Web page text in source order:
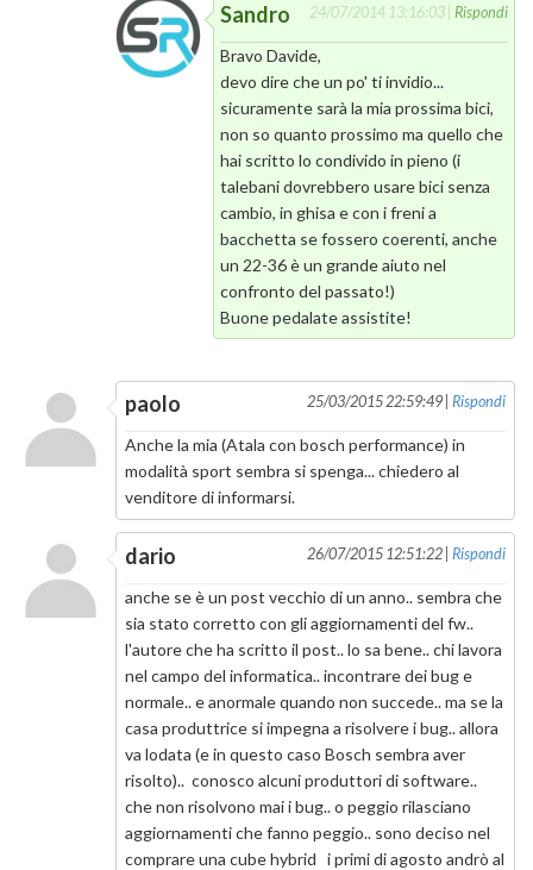
Sandro 24/07/2014 13:16:03 | Rispondi
Bravo Davide,
devo dire che un po' ti invidio...
sicuramente sarà la mia prossima bici,
non so quanto prossimo ma quello che
hai scritto lo condivido in pieno (i
talebani dovrebbero usare bici senza
cambio, in ghisa e con i freni a
bacchetta se fossero coerenti, anche
un 22-36 è un grande aiuto nel
confronto del passato!)
Buone pedalate assistite!
paolo 25/03/2015 22:59:49 |Rispondi
Anche la mia (Atala con bosch performance) in
modalità sport sembra si spenga... chiedero al
venditore di informarsi.
dario 26/07/2015 12:51:22 | Rispondi
anche se è un post vecchio di un anno.. sembra che
sia stato corretto con gli aggiornamenti del fw..
l'autore che ha scritto il post.. lo sa bene.. chi lavora
nel campo del informatica.. incontrare dei bug e
normale.. e anormale quando non succede.. ma se la
casa produttrice si impegna a risolvere i bug.. allora
va lodata (e in questo caso Bosch sembra aver
risolto).. conosco alcuni produttori di software..
che non risolvono mai i bug.. o peggio rilasciano
aggiornamenti che fanno peggio.. sono deciso nel
comprare una cube hybrid i primi di agosto andrò al